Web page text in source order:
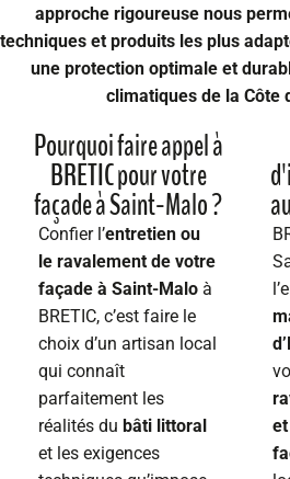
approche rigoureuse nous
techniques et produits les plus
une protection optimale et
climatiques de la Côte
Pourquoi faire appel à
BRETIC pour votre
façade à Saint-Malo ?
Confier l’entretien ou
le ravalement de votre
façade à Saint-Malo à
BRETIC, c’est faire le
choix d’un artisan local
qui connaît
parfaitement les
réalités du bâti littoral
et les exigences